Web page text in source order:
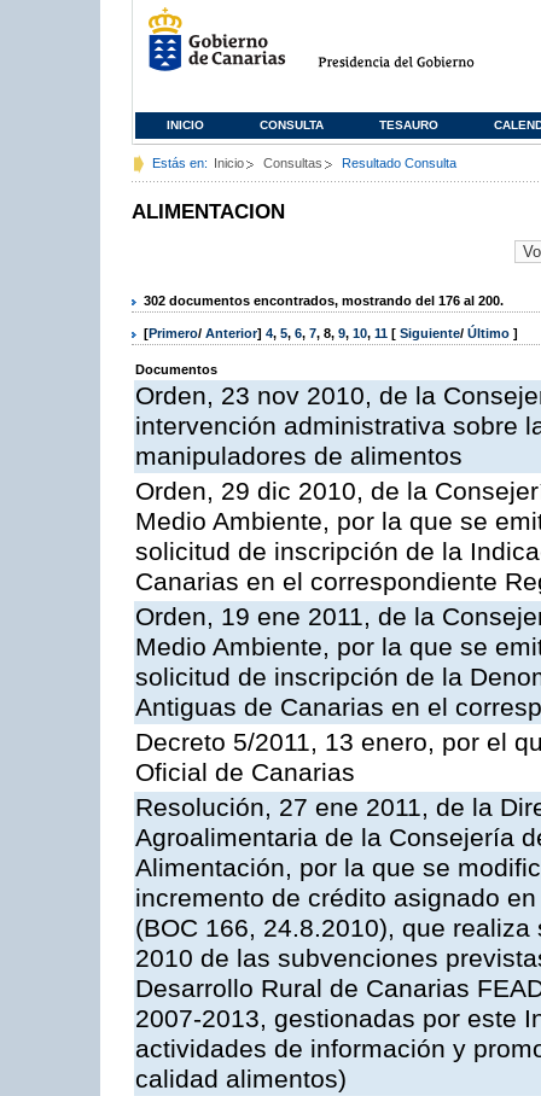
INICIO CONSULTA TESAURO
Estás en: Inicio Consultas Resultado Consulta
ALIMENTACION
302 documentos encontrados, mostrando del 176 al 200.
[Primero/ Anterior] 4, 5, 6, 7, 8, 9, 10, 11 [ Siguiente/ Último ]
Documentos
Orden, 23 nov 2010, de la
intervención administrativa sobre
manipuladores de alimentos
Orden, 29 dic 2010, de la
Medio Ambiente, por la que se
solicitud de inscripción de la
Canarias en el correspondiente
Orden, 19 ene 2011, de la
Medio Ambiente, por la que se
solicitud de inscripción de la
Antiguas de Canarias en el
Decreto 5/2011, 13 enero, por el
Oficial de Canarias
Resolución, 27 ene 2011, de la
Agroalimentaria de la Consejería
Alimentación, por la que se
incremento de crédito asignado
(BOC 166, 24.8.2010), que
2010 de las subvenciones
Desarrollo Rural de Canarias
2007-2013, gestionadas por este
actividades de información y
calidad alimentos)